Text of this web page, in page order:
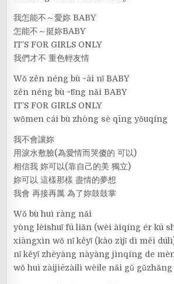
我怎能不～愛妳 BABY
怎能不～挺妳BABY
IT’S FOR GIRLS ONLY
我們才不 重色輕友情
Wǒ zěn néng bù ~ài nǐ BABY
zěn néng bù ~tǐng nǎi BABY
IT’S FOR GIRLS ONLY
wǒmen cái bù zhòng sè qīng yǒuqíng
我不會讓妳
用淚水敷臉(為愛情而哭傻的 可以)
相信我 妳可以(靠自己的美 獨立)
妳可以 這樣那樣 盡情的夢想
我會 再接再厲 為了妳鼓鼓掌
Wǒ bù huì ràng nǎi
yòng lèishuǐ fū liǎn (wèi àiqíng ér kū
xiāngxìn wǒ nǐ kěyǐ (kào zìjǐ dì měi
nǐ kěyǐ zhèyàng nàyàng jìnqíng de
wǒ huì zàijiēzàilì wèile nǎi gǔ gǔzhǎng